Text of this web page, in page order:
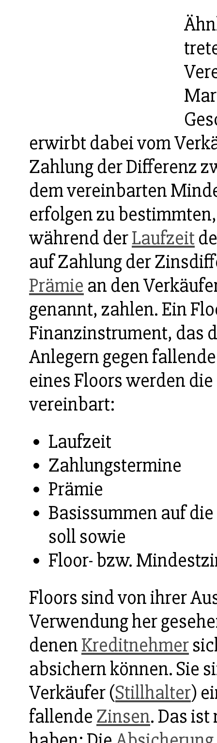
erwirbt dabei vom
Zahlung der Differenz
dem vereinbarten
erfolgen zu
während derLaufzeit
auf Zahlung der
Prämie an den
genannt, zahlen. Ein
Finanzinstrument, das
Anlegern gegen
eines Floors werden
vereinbart:
Laufzeit
Zahlungstermine
Prämie
Basissummen auf
soll sowie
Floor- bzw.
Floors sind von ihrer
Verwendung her
denenKreditnehmer
absichern können. Sie
Verkäufer (Stillhalter)
fallende Zinsen. Das